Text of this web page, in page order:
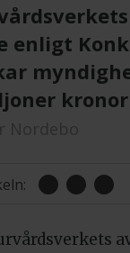
enligt